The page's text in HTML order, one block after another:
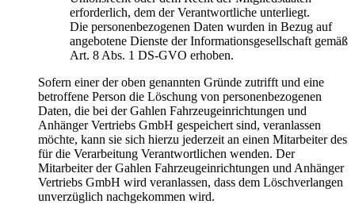
erforderlich, dem der Verantwortliche unterliegt.
Die personenbezogenen Daten wurden in Bezug auf
angebotene Dienste der Informationsgesellschaft gemäß
Art. 8 Abs. 1 DS-GVO erhoben.
Sofern einer der oben genannten Gründe zutrifft und eine
betroffene Person die Löschung von personenbezogenen
Daten, die bei der Gahlen Fahrzeugeinrichtungen und
Anhänger Vertriebs GmbH gespeichert sind, veranlassen
möchte, kann sie sich hierzu jederzeit an einen Mitarbeiter des
für die Verarbeitung Verantwortlichen wenden. Der
Mitarbeiter der Gahlen Fahrzeugeinrichtungen und Anhänger
Vertriebs GmbH wird veranlassen, dass dem Löschverlangen
unverzüglich nachgekommen wird.